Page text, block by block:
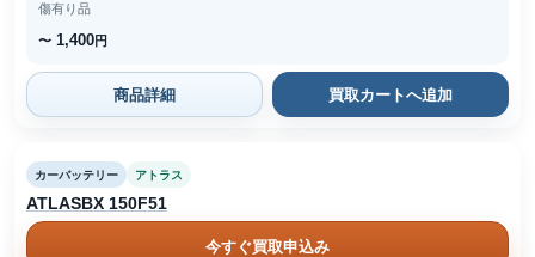
傷有り品
〜 1,400円
商品詳細 買取カートへ追加
カーバッテリー アトラス
ATLASBX 150F51
今すぐ買取申込み